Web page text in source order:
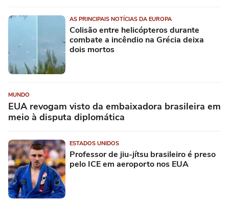
AS PRINCIPAIS NOTÍCIAS DA EUROPA
Colisão entre helicópteros durante
combate a incêndio na Grécia deixa
dois mortos
MUNDO
EUA revogam visto da embaixadora brasileira em
meio à disputa diplomática
ESTADOS UNIDOS
Professor de jiu-jítsu brasileiro é preso
pelo ICE em aeroporto nos EUA